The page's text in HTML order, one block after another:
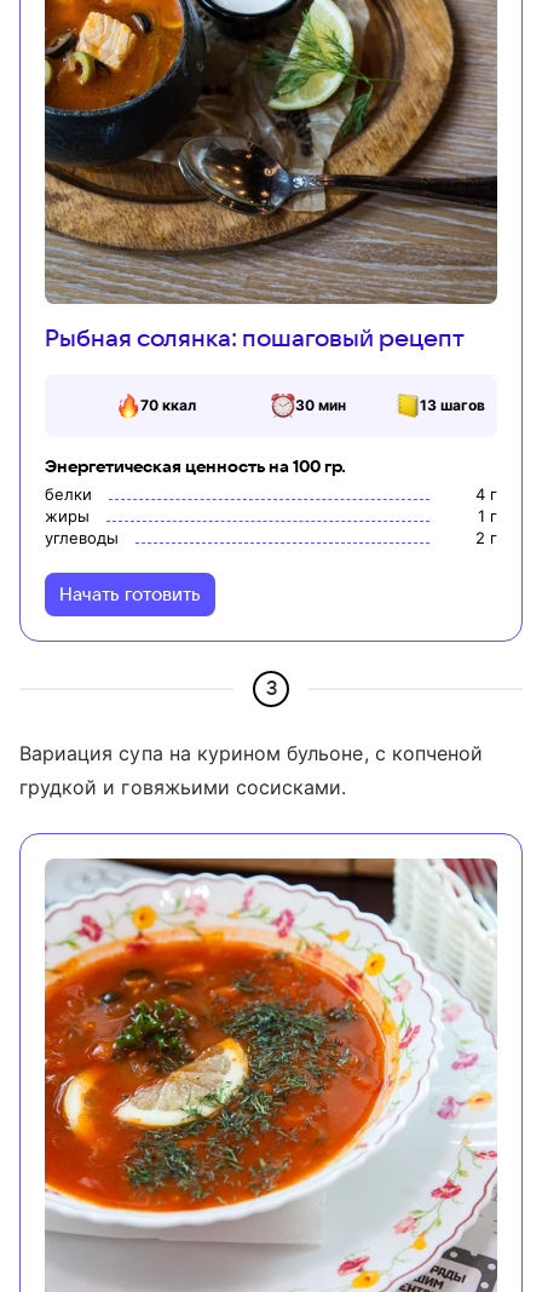
Рыбная солянка: пошаговый рецепт
70ккал 30 мин 13 шагов
Энергетическая ценность на 100 гр.
белки 4 г
жиры
1 г
углеводы
2 г
Начать готовить
3
Вариация супа на курином бульоне, с копченой
грудкой и говяжьими сосисками.